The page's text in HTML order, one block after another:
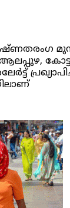
ആലപ്പുഴ,